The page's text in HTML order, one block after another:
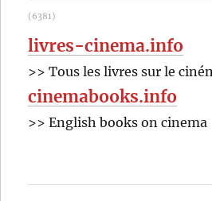
(6381)
livres-cinema.info
>> Tous les livres sur le
cinemabooks.info
>> English books on cinema